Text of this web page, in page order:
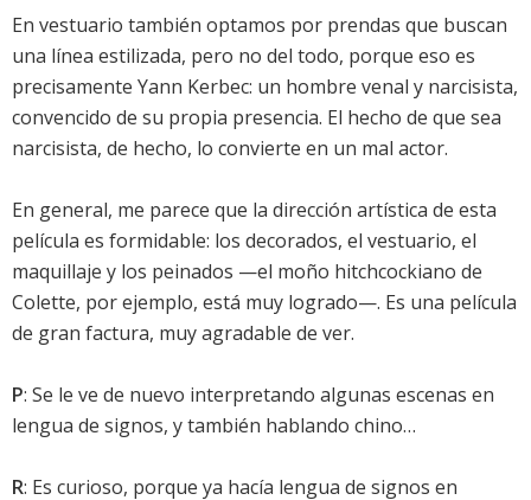
En vestuario también optamos por prendas que buscan
una línea estilizada, pero no del todo, porque eso es
precisamente Yann Kerbec: un hombre venal y narcisista,
convencido de su propia presencia. El hecho de que sea
narcisista, de hecho, lo convierte en un mal actor.
En general, me parece que la dirección artística de esta
película es formidable: los decorados, el vestuario, el
maquillaje y los peinados —el moño hitchcockiano de
Colette, por ejemplo, está muy logrado—. Es una película
de gran factura, muy agradable de ver.
P: Se le ve de nuevo interpretando algunas escenas en
lengua de signos, y también hablando chino…
R: Es curioso, porque ya hacía lengua de signos en